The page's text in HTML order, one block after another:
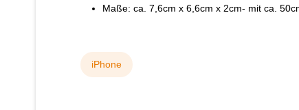
Maße: ca. 7,6cm x 6,6cm x 2cm- mit ca.
iPhone